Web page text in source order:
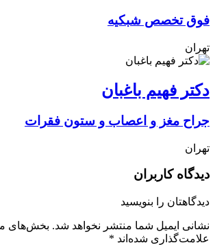
فوق تخصص شبکیه
تهران
دکتر فهیم باغبان
جراح مغز و اعصاب و ستون فقرات
تهران
دیدگاه کاربران
دیدگاهتان را بنویسید
نشانی ایمیل شما منتشر نخواهد شد. بخش‌های
علامت‌گذاری شده‌اند *